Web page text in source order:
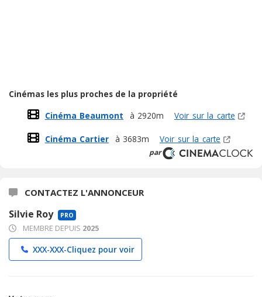
Cinémas les plus proches de la propriété
Cinéma Beaumont
à 2920m Voir sur la carte
Cinéma Cartier à 3683m Voir sur la carte
par
CONTACTEZ L'ANNONCEUR
Silvie Roy PRO
MEMBRE DEPUIS 2025
XXX-XXX-Cliquez pour voir